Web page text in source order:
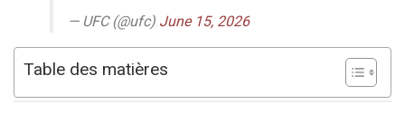
— UFC (@ufc) June 15, 2026
Table des matières